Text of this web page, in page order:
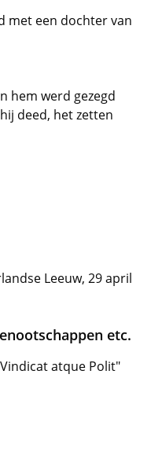
met een dochter van
hem werd gezegd
deed, het zetten
Leeuw, 29 april
etc.
atque Polit"